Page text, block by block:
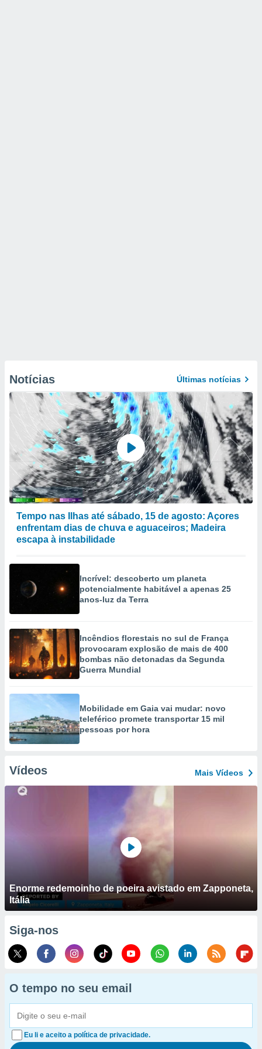
Notícias Últimas notícias
Tempo nas Ilhas até sábado, 15 de agosto: Açores
enfrentam dias de chuva e aguaceiros; Madeira
escapa à instabilidade
Incrível: descoberto um planeta
potencialmente habitável a apenas 25
anos-luz da Terra
Incêndios florestais no sul de França
provocaram explosão de mais de 400
bombas não detonadas da Segunda
Guerra Mundial
Mobilidade em Gaia vai mudar: novo
teleférico promete transportar 15 mil
pessoas por hora
Vídeos Mais Vídeos
Enorme redemoinho de poeira avistado em Zapponeta,
Itália
Siga-nos
O tempo no seu email
Eu li e aceito a política de privacidade.